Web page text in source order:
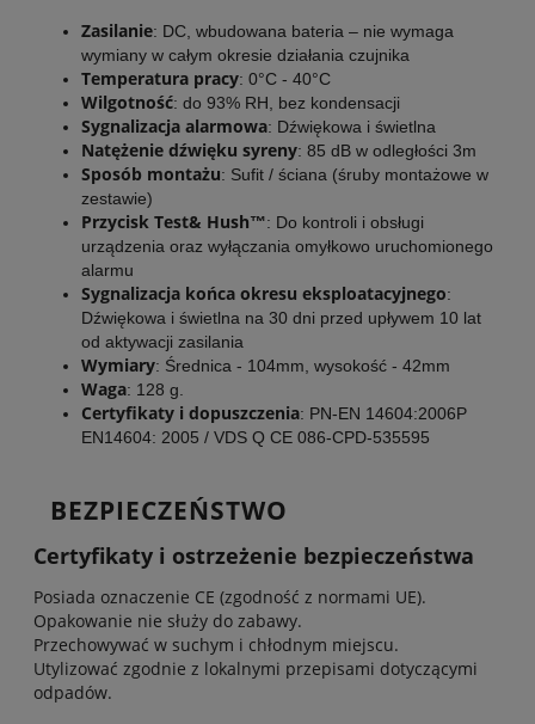
Zasilanie: DC, wbudowana bateria – nie wymaga
wymiany w całym okresie działania czujnika
Temperatura pracy: 0°C - 40°C
Wilgotność: do 93% RH, bez kondensacji
Sygnalizacja alarmowa: Dźwiękowa i świetlna
Natężenie dźwięku syreny: 85 dB w odległości 3m
Sposób montażu: Sufit / ściana (śruby montażowe w
zestawie)
Przycisk Test& Hush™: Do kontroli i obsługi
urządzenia oraz wyłączania omyłkowo uruchomionego
alarmu
Sygnalizacja końca okresu eksploatacyjnego:
Dźwiękowa i świetlna na 30 dni przed upływem 10 lat
od aktywacji zasilania
Wymiary: Średnica - 104mm, wysokość - 42mm
Waga: 128 g.
Certyfikaty i dopuszczenia: PN-EN 14604:2006P
EN14604: 2005 / VDS Q CE 086-CPD-535595
BEZPIECZEŃSTWO
Certyfikaty i ostrzeżenie bezpieczeństwa
Posiada oznaczenie CE (zgodność z normami UE).
Opakowanie nie służy do zabawy.
Przechowywać w suchym i chłodnym miejscu.
Utylizować zgodnie z lokalnymi przepisami dotyczącymi
odpadów.